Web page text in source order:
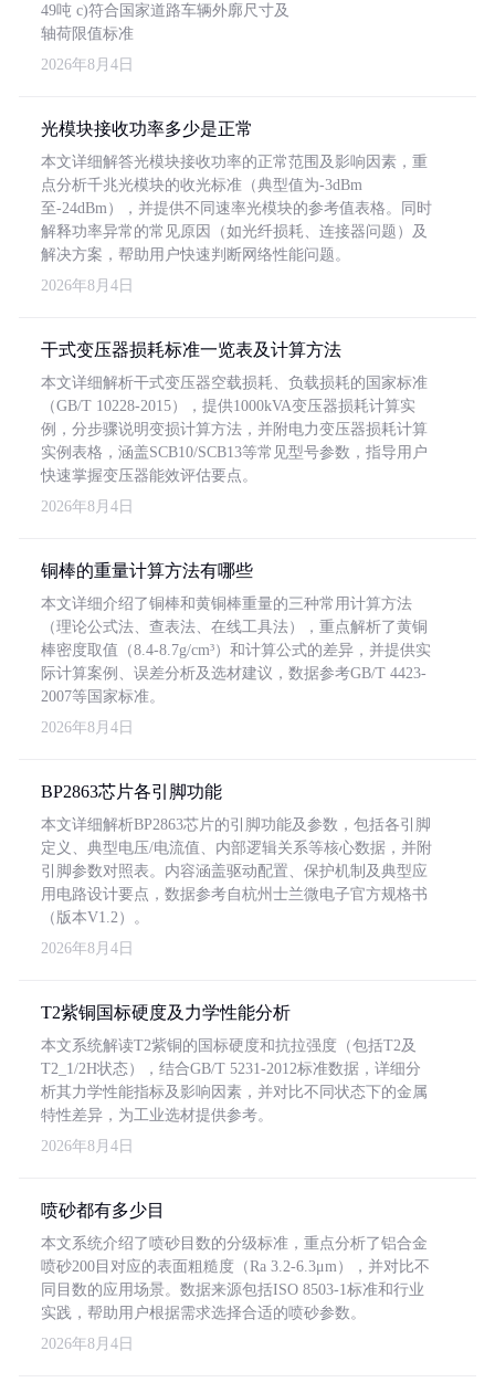
49吨 c)符合国家道路车辆外廓尺寸及
轴荷限值标准
2026年8月4日
光模块接收功率多少是正常
本文详细解答光模块接收功率的正常范围及影响因素，重
点分析千兆光模块的收光标准（典型值为-3dBm
至-24dBm），并提供不同速率光模块的参考值表格。同时
解释功率异常的常见原因（如光纤损耗、连接器问题）及
解决方案，帮助用户快速判断网络性能问题。
2026年8月4日
干式变压器损耗标准一览表及计算方法
本文详细解析干式变压器空载损耗、负载损耗的国家标准
（GB/T 10228-2015），提供1000kVA变压器损耗计算实
例，分步骤说明变损计算方法，并附电力变压器损耗计算
实例表格，涵盖SCB10/SCB13等常见型号参数，指导用户
快速掌握变压器能效评估要点。
2026年8月4日
铜棒的重量计算方法有哪些
本文详细介绍了铜棒和黄铜棒重量的三种常用计算方法
（理论公式法、查表法、在线工具法），重点解析了黄铜
棒密度取值（8.4-8.7g/cm³）和计算公式的差异，并提供实
际计算案例、误差分析及选材建议，数据参考GB/T 4423-
2007等国家标准。
2026年8月4日
BP2863芯片各引脚功能
本文详细解析BP2863芯片的引脚功能及参数，包括各引脚
定义、典型电压/电流值、内部逻辑关系等核心数据，并附
引脚参数对照表。内容涵盖驱动配置、保护机制及典型应
用电路设计要点，数据参考自杭州士兰微电子官方规格书
（版本V1.2）。
2026年8月4日
T2紫铜国标硬度及力学性能分析
本文系统解读T2紫铜的国标硬度和抗拉强度（包括T2及
T2_1/2H状态），结合GB/T 5231-2012标准数据，详细分
析其力学性能指标及影响因素，并对比不同状态下的金属
特性差异，为工业选材提供参考。
2026年8月4日
喷砂都有多少目
本文系统介绍了喷砂目数的分级标准，重点分析了铝合金
喷砂200目对应的表面粗糙度（Ra 3.2-6.3μm），并对比不
同目数的应用场景。数据来源包括ISO 8503-1标准和行业
实践，帮助用户根据需求选择合适的喷砂参数。
2026年8月4日